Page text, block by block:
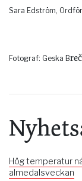
Sara Edström,
Fotograf: Geska B
Hög temperatur
almedalsveckan